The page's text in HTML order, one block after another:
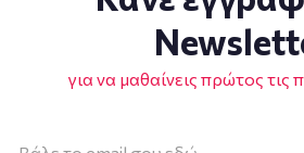
για να μαθαίνεις πρώτος